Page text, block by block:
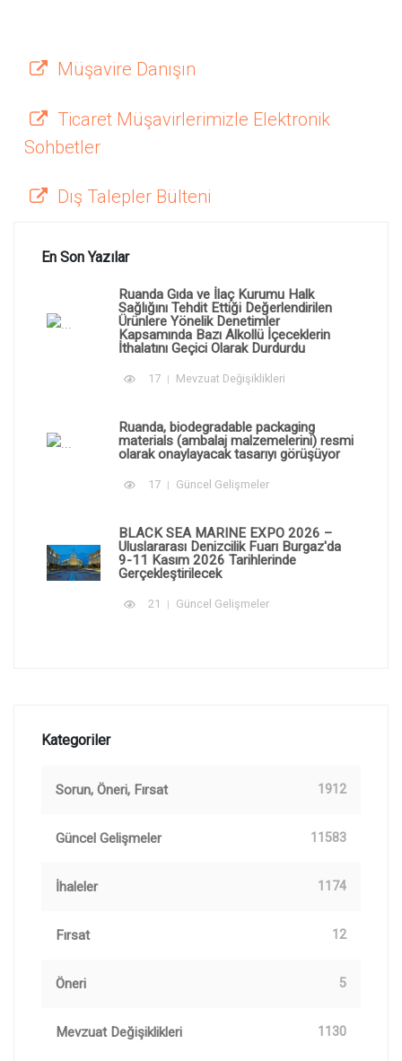
Müşavire Danışın
Ticaret Müşavirlerimizle Elektronik
Sohbetler
Dış Talepler Bülteni
En Son Yazılar
Ruanda Gıda ve İlaç Kurumu Halk
Sağlığını Tehdit Ettiği Değerlendirilen
Ürünlere Yönelik Denetimler
Kapsamında Bazı Alkollü İçeceklerin
İthalatını Geçici Olarak Durdurdu
17 Mevzuat Değişiklikleri
Ruanda, biodegradable packaging
materials (ambalaj malzemelerini) resmi
olarak onaylayacak tasarıyı görüşüyor
17 Güncel Gelişmeler
BLACK SEA MARINE EXPO 2026 –
Uluslararası Denizcilik Fuarı Burgaz'da
9-11 Kasım 2026 Tarihlerinde
Gerçekleştirilecek
21 Güncel Gelişmeler
Kategoriler
Sorun, Öneri, Fırsat 1912
Güncel Gelişmeler 11583
İhaleler 1174
Fırsat 12
Öneri 5
Mevzuat Değişiklikleri 1130